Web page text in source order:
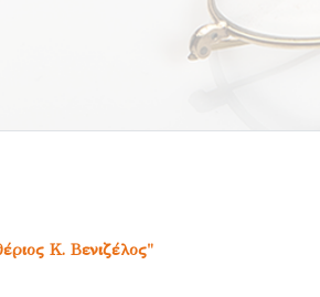
Κ. Βενιζέλος"